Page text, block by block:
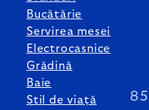
Bucătărie
Servirea mesei
Electrocasnice
Grădină
Baie
Stil de viață